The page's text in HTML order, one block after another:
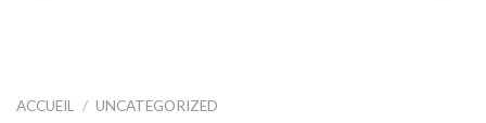
ACCUEIL / UNCATEGORIZED